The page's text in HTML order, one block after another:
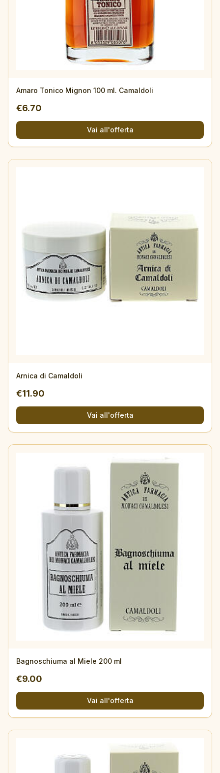
Amaro Tonico Mignon 100 ml. Camaldoli
€6.70
Vai all'offerta
Arnica di Camaldoli
€11.90
Vai all'offerta
Bagnoschiuma al Miele 200 ml
€9.00
Vai all'offerta